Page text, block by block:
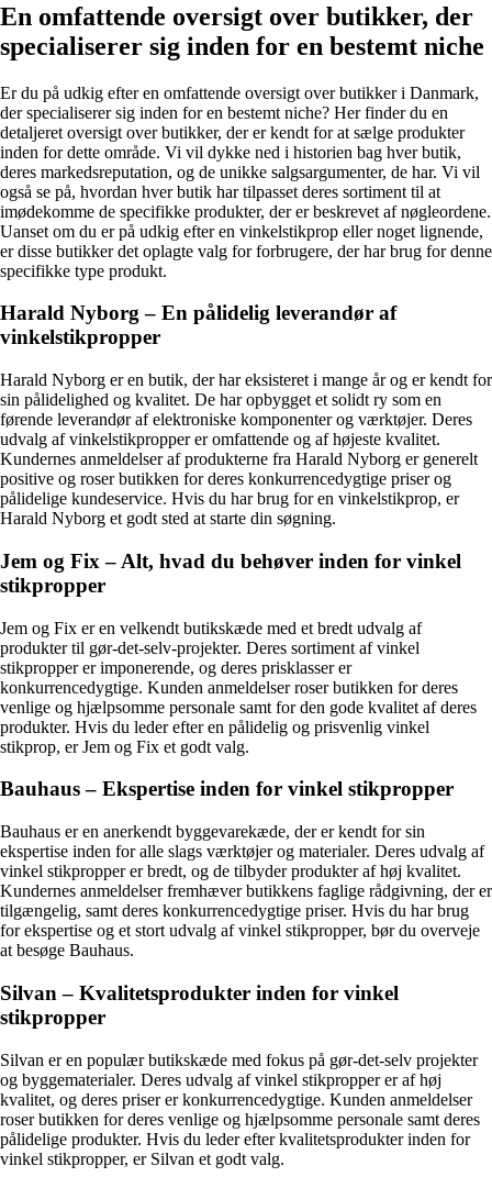
En omfattende oversigt over butikker, der
specialiserer sig inden for en bestemt niche
Er du på udkig efter en omfattende oversigt over butikker i Danmark,
der specialiserer sig inden for en bestemt niche? Her finder du en
detaljeret oversigt over butikker, der er kendt for at sælge produkter
inden for dette område. Vi vil dykke ned i historien bag hver butik,
deres markedsreputation, og de unikke salgsargumenter, de har. Vi vil
også se på, hvordan hver butik har tilpasset deres sortiment til at
imødekomme de specifikke produkter, der er beskrevet af nøgleordene.
Uanset om du er på udkig efter en vinkelstikprop eller noget lignende,
er disse butikker det oplagte valg for forbrugere, der har brug for denne
specifikke type produkt.
Harald Nyborg – En pålidelig leverandør af
vinkelstikpropper
Harald Nyborg er en butik, der har eksisteret i mange år og er kendt for
sin pålidelighed og kvalitet. De har opbygget et solidt ry som en
førende leverandør af elektroniske komponenter og værktøjer. Deres
udvalg af vinkelstikpropper er omfattende og af højeste kvalitet.
Kundernes anmeldelser af produkterne fra Harald Nyborg er generelt
positive og roser butikken for deres konkurrencedygtige priser og
pålidelige kundeservice. Hvis du har brug for en vinkelstikprop, er
Harald Nyborg et godt sted at starte din søgning.
Jem og Fix – Alt, hvad du behøver inden for vinkel
stikpropper
Jem og Fix er en velkendt butikskæde med et bredt udvalg af
produkter til gør-det-selv-projekter. Deres sortiment af vinkel
stikpropper er imponerende, og deres prisklasser er
konkurrencedygtige. Kunden anmeldelser roser butikken for deres
venlige og hjælpsomme personale samt for den gode kvalitet af deres
produkter. Hvis du leder efter en pålidelig og prisvenlig vinkel
stikprop, er Jem og Fix et godt valg.
Bauhaus – Ekspertise inden for vinkel stikpropper
Bauhaus er en anerkendt byggevarekæde, der er kendt for sin
ekspertise inden for alle slags værktøjer og materialer. Deres udvalg af
vinkel stikpropper er bredt, og de tilbyder produkter af høj kvalitet.
Kundernes anmeldelser fremhæver butikkens faglige rådgivning, der er
tilgængelig, samt deres konkurrencedygtige priser. Hvis du har brug
for ekspertise og et stort udvalg af vinkel stikpropper, bør du overveje
at besøge Bauhaus.
Silvan – Kvalitetsprodukter inden for vinkel
stikpropper
Silvan er en populær butikskæde med fokus på gør-det-selv projekter
og byggematerialer. Deres udvalg af vinkel stikpropper er af høj
kvalitet, og deres priser er konkurrencedygtige. Kunden anmeldelser
roser butikken for deres venlige og hjælpsomme personale samt deres
pålidelige produkter. Hvis du leder efter kvalitetsprodukter inden for
vinkel stikpropper, er Silvan et godt valg.